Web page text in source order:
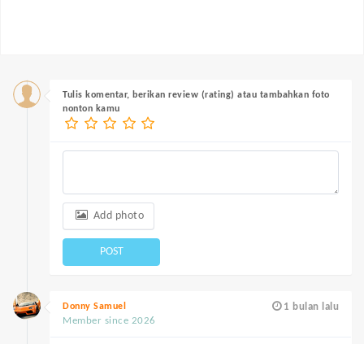
Tulis komentar, berikan review (rating) atau tambahkan foto
nonton kamu
Add photo
POST
1 bulan lalu
Donny Samuel
Member since 2026